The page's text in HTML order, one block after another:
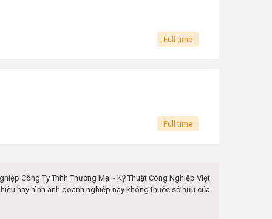
Full time
Full time
Công Ty Tnhh Thương Mại - Kỹ Thuật Công Nghiệp Việt
hay hình ảnh doanh nghiệp này không thuộc sở hữu của